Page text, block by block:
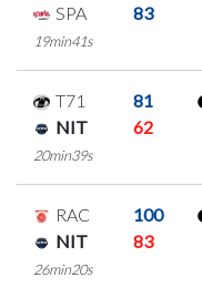
SPA
83
19min41s
T71
81
NIT
62
20min39s
RAC
100
NIT
83
26min20s